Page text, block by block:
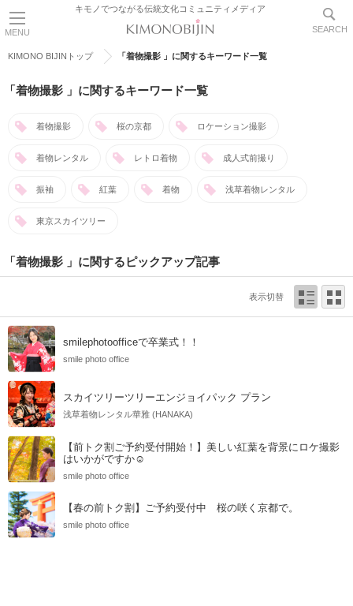
KIMONO BIJINトップ 「着物撮影 」に関するキーワード一覧
「着物撮影 」に関するキーワード一覧
着物撮影 桜の京都 ロケーション撮影
着物レンタル レトロ着物 成人式前撮り
振袖 紅葉 着物 浅草着物レンタル
東京スカイツリー
「着物撮影 」に関するピックアップ記事
表示切替
smilephotoofficeで卒業式！！
smile photo office
スカイツリーツリーエンジョイパック プラン
浅草着物レンタル華雅 (HANAKA)
【前トク割ご予約受付開始！】美しい紅葉を背景にロケ撮影
はいかがですか☺
smile photo office
【春の前トク割】ご予約受付中 桜の咲く京都で。
smile photo office
MENU
キモノでつながる伝統文化コミュニティメディア
SEARCH